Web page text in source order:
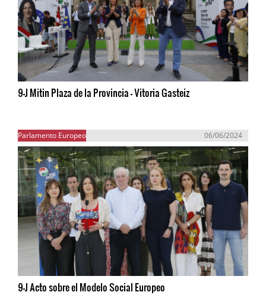
9-J Mitin Plaza de la Provincia - Vitoria Gasteiz
Parlamento Europeo 06/06/2024
9-J Acto sobre el Modelo Social Europeo